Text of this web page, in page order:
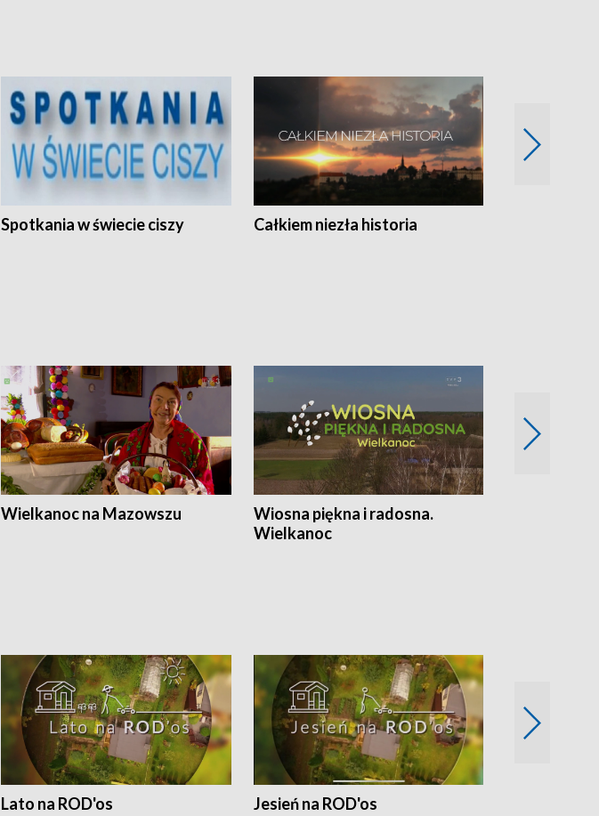
Spotkania w świecie ciszy Całkiem niezła historia
Wielkanoc na Mazowszu
Wiosna piękna i radosna.
Wielkanoc
Lato na ROD'os Jesień na ROD'os